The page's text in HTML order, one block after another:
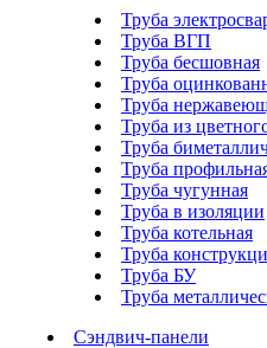
Труба
Труба ВГП
Труба бесшовная
Труба
Труба
Труба из
Труба
Труба
Труба чугунная
Труба в изоляции
Труба котельная
Труба
Труба БУ
Труба
Сэндвич-панели